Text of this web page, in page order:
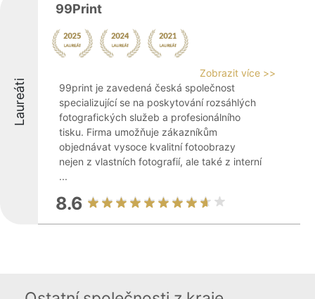
Laureáti
99Print
Zobrazit více >>
99print je zavedená česká společnost
specializující se na poskytování rozsáhlých
fotografických služeb a profesionálního
tisku. Firma umožňuje zákazníkům
objednávat vysoce kvalitní fotoobrazy
nejen z vlastních fotografií, ale také z interní
...
8.6